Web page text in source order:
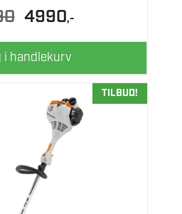
Opprinnelig
pris
var:
5990.
4990Nåværende
pris
er:
4990.
,-
i handlekurv
TILBUD!